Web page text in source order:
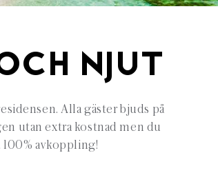
NJUT
Alla gäster bjuds på
utan extra kostnad men du
avkoppling!